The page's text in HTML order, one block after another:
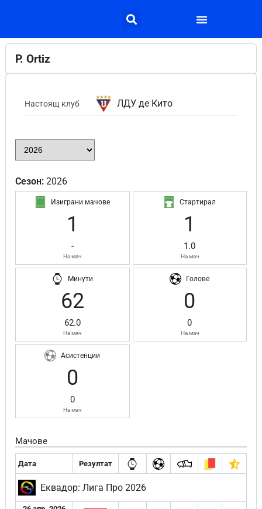
P. Ortiz
Настоящ клуб ЛДУ де Кито
Сезон: 2026
Изиграни мачове
1
-
На мач
Стартирал
1
1.0
На мач
Минути
62
62.0
На мач
Голове
0
0
На мач
Асистенции
0
0
На мач
Мачове
Дата Резултат
Еквадор: Лига Про 2026